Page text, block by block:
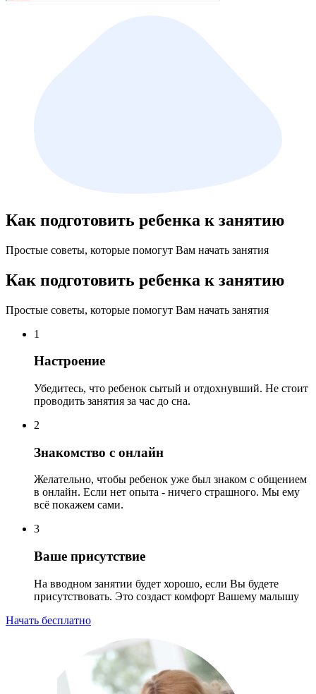
Как подготовить ребенка к занятию
Простые советы, которые помогут Вам начать занятия
Как подготовить ребенка к занятию
Простые советы, которые помогут Вам начать занятия
1
Настроение
Убедитесь, что ребенок сытый и отдохнувший. Не стоит
проводить занятия за час до сна.
2
Знакомство с онлайн
Желательно, чтобы ребенок уже был знаком с общением
в онлайн. Если нет опыта - ничего страшного. Мы ему
всё покажем сами.
3
Ваше присутствие
На вводном занятии будет хорошо, если Вы будете
присутствовать. Это создаст комфорт Вашему малышу
Начать бесплатно